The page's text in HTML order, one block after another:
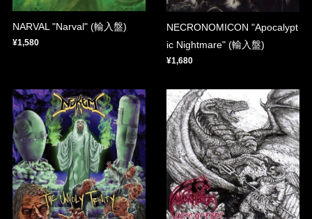
NARVAL "Narval" (輸入盤)
¥1,580
NECRONOMICON "Apocalypt
ic Nightmare" (輸入盤)
¥1,680